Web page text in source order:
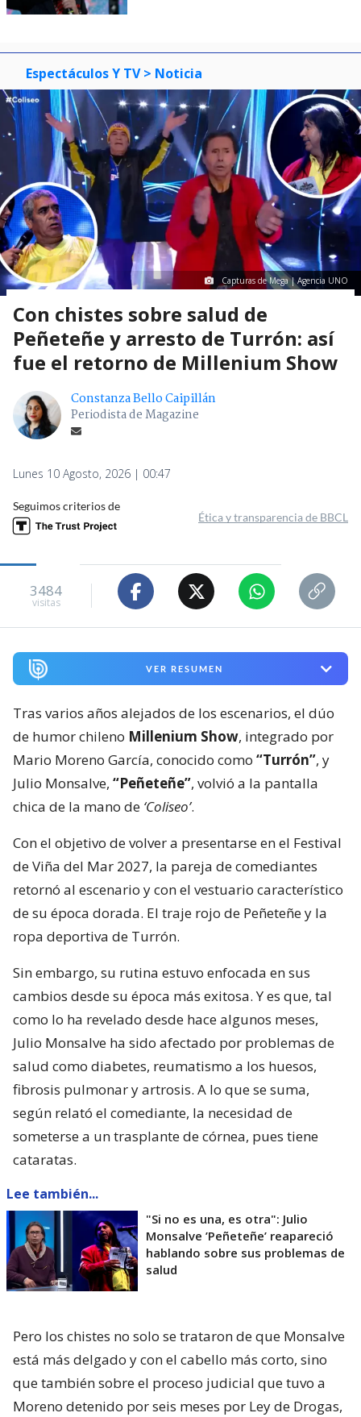
Espectáculos Y TV > Noticia
Capturas de Mega | Agencia UNO
Con chistes sobre salud de
Peñeteñe y arresto de Turrón: así
fue el retorno de Millenium Show
Constanza Bello Caipillán
Periodista de Magazine
Lunes 10 Agosto, 2026 | 00:47
Seguimos criterios de
Ética y transparencia de BBCL
3484
visitas
VER RESUMEN
Tras varios años alejados de los escenarios, el dúo
de humor chileno Millenium Show, integrado por
Mario Moreno García, conocido como “Turrón”, y
Julio Monsalve, “Peñeteñe”, volvió a la pantalla
chica de la mano de ‘Coliseo’.
Con el objetivo de volver a presentarse en el Festival
de Viña del Mar 2027, la pareja de comediantes
retornó al escenario y con el vestuario característico
de su época dorada. El traje rojo de Peñeteñe y la
ropa deportiva de Turrón.
Sin embargo, su rutina estuvo enfocada en sus
cambios desde su época más exitosa. Y es que, tal
como lo ha revelado desde hace algunos meses,
Julio Monsalve ha sido afectado por problemas de
salud como diabetes, reumatismo a los huesos,
fibrosis pulmonar y artrosis. A lo que se suma,
según relató el comediante, la necesidad de
someterse a un trasplante de córnea, pues tiene
cataratas.
Lee también...
"Si no es una, es otra": Julio
Monsalve ’Peñeteñe’ reapareció
hablando sobre sus problemas de
salud
Pero los chistes no solo se trataron de que Monsalve
está más delgado y con el cabello más corto, sino
que también sobre el proceso judicial que tuvo a
Moreno detenido por seis meses por Ley de Drogas,